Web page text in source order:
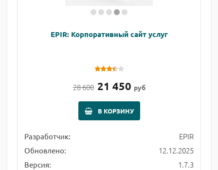
EPIR: Корпоративный сайт услуг
28 600 21 450 руб
В КОРЗИНУ
Разработчик: EPIR
Обновлено: 12.12.2025
Версия: 1.7.3